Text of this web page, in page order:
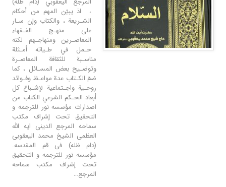
، اذ يبيّن المهم من أحكام
الشـريعة ، والكتاب وإن سـار
على منهـج الفـقهاء
المعاصـرين ومنهاجـهم لكنه
حـمل في طـياته أمـثلة
مناسـبة للثقافة المعاصـرة
وتوضـيح بعض المسـائل ، كما
ضمّ الكـتاب عدة مواعـظ وفـوائد
روحـية واجـتماعية لإشـباع كل
أبعاد الحـكم الشرعي الكتاب من
اصدارات مؤسسه نور للترجمه و
التحقیق تحت إشراف مکتب
سماحه المرجع الدینی ایه الله
العظمى الشیخ محمد الیعقوبی
(دام ظله) فی قم المقدسه.
مؤسسه نور للترجمه و التحقیق
تحت إشراف مکتب سماحه
المرجع…